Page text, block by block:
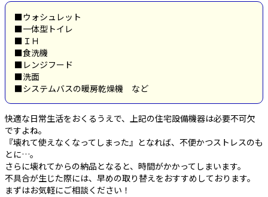
■ウォシュレット
■一体型トイレ
■ＩＨ
■食洗機
■レンジフード
■洗面
■システムバスの暖房乾燥機 など
快適な日常生活をおくるうえで、上記の住宅設備機器は必要不可欠
ですよね。
『壊れて使えなくなってしまった』となれば、不便かつストレスのも
とに…。
さらに壊れてからの納品となると、時間がかかってしまいます。
不具合が生じた際には、早めの取り替えをおすすめしております。
まずはお気軽にご相談ください！